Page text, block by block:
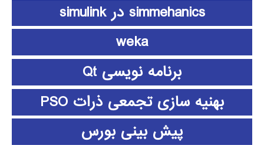
simmehanics در simulink
weka
برنامه نویسی Qt
بهنیه سازی تجمعی ذرات PSO
پیش بینی بورس